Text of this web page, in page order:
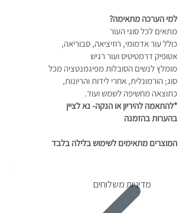
למי הערכה מתאימה?
מתאים לכל סוגי העור
כולל עור אדמומי, רוזיציאה, סבוריאה,
אטופיק דרמטיטיס ועור רגיש
מומלץ לנשים הסובלות מפיגמנטציה מכל
סוג; הורמונלית, אחרי לידות והריונות,
כתוצאה מחשיפה לשמש ועוד.
*להתאמה להיריון או הנקה- נא לציין
בהערות בהזמנה
המוצרים מתאימים לשימוש בלילה בלבד
מדיניות משלוחים